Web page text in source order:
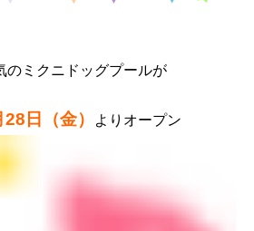
のミクニドッグプールが
日（金） よりオープン